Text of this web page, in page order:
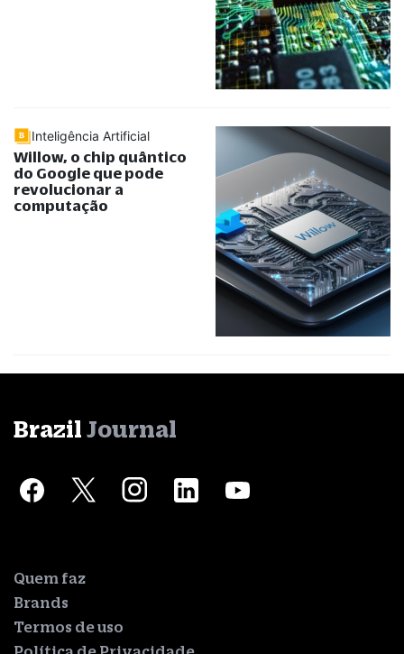
Inteligência Artificial
Willow, o chip quântico
do Google que pode
revolucionar a
computação
Brazil Journal
Quem faz
Brands
Termos de uso